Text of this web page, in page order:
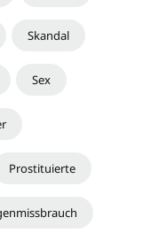
Skandal
Sex
Prostituierte